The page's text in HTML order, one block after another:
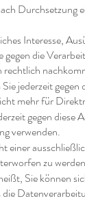
Durchsetzung
Interesse,
die
rechtlich
jederzeit gegen
mehr für
gegen diese
verwenden.
zu
Sie können